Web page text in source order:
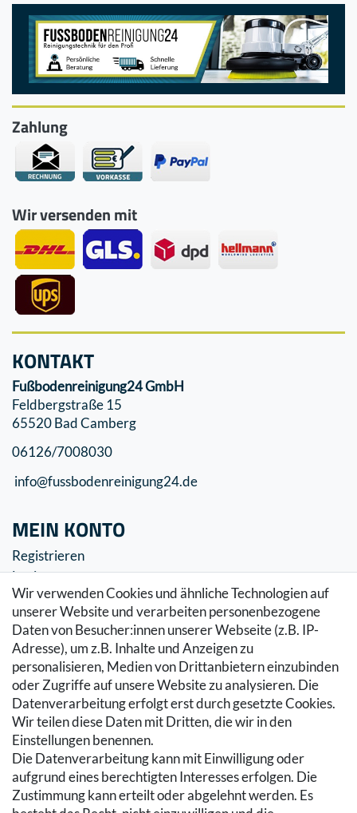
Zahlung
Wir versenden mit
Wir verwenden Cookies und ähnliche Technologien auf
unserer Website und verarbeiten personenbezogene
Daten von Besucher:innen unserer Webseite (z.B. IP-
Adresse), um z.B. Inhalte und Anzeigen zu
personalisieren, Medien von Drittanbietern einzubinden
oder Zugriffe auf unsere Website zu analysieren. Die
Datenverarbeitung erfolgt erst durch gesetzte Cookies.
Wir teilen diese Daten mit Dritten, die wir in den
Einstellungen benennen.
Die Datenverarbeitung kann mit Einwilligung oder
aufgrund eines berechtigten Interesses erfolgen. Die
Zustimmung kann erteilt oder abgelehnt werden. Es
KONTAKT
Fußbodenreinigung24 GmbH
Feldbergstraße 15
65520 Bad Camberg
06126/7008030
info@fussbodenreinigung24.de
MEIN KONTO
Registrieren
Login
SERVICE
Zahlung & Versand
Warenkorb
Zur Kasse
Hilfe
RECHTLICHES
Kontakt
Datenschutzerklärung
AGB